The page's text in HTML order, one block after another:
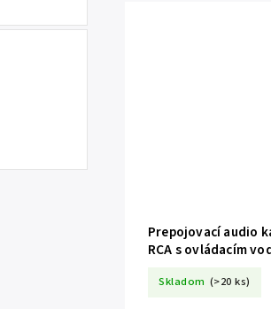
Prepojovací audio
RCA s ovládacím
Skladom (>20 ks)